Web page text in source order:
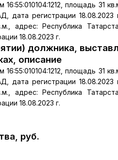
площадь 31
дата регистрации
адрес: Республика
18.08.2023 г.
должника,
описание
площадь 31
дата регистрации
адрес: Республика
18.08.2023 г.
руб.